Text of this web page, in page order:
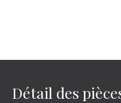
Détail des